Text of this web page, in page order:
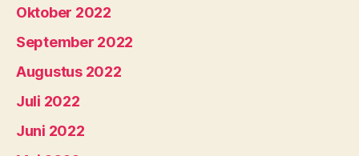
Oktober 2022
September 2022
Augustus 2022
Juli 2022
Juni 2022